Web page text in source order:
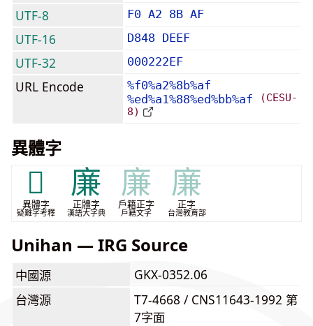
UTF-8 F0 A2 8B AF
UTF-16 D848 DEEF
UTF-32 000222EF
URL Encode
%f0%a2%8b%af
%ed%a1%88%ed%bb%af
(CESU-
8)
異體字
𢌍
異體字
疑難字考釋
廉
正體字
漢語大字典
廉
戶籍正字
戶籍文字
廉
正字
台灣教育部
Unihan — IRG Source
中國源
GKX-0352.06
台灣源
T7-4668 / CNS11643-1992 第
7字面